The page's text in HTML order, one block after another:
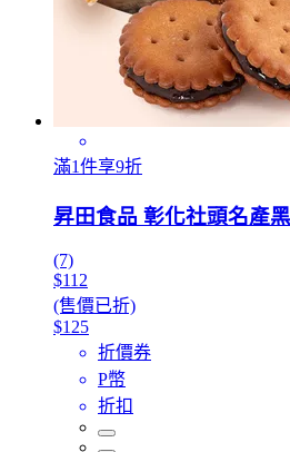
滿1件享9折
昇田食品 彰化社頭名產
(7)
$112
(售價已折)
$125
折價券
P幣
折扣